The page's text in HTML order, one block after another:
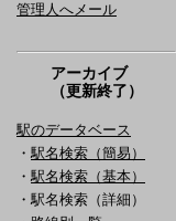
管理人へメール
アーカイブ
（更新終了）
駅のデータベース
・ 駅名検索（簡易）
・ 駅名検索（基本）
・駅名検索（詳細）